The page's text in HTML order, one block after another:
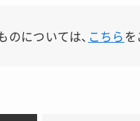
については、 こちら